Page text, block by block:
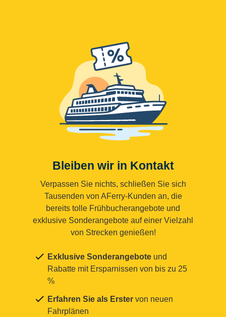
Bleiben wir in Kontakt
Verpassen Sie nichts, schließen Sie sich
Tausenden von AFerry-Kunden an, die
bereits tolle Frühbucherangebote und
exklusive Sonderangebote auf einer Vielzahl
von Strecken genießen!
Exklusive Sonderangebote und
Rabatte mit Ersparnissen von bis zu 25
%
Erfahren Sie als Erster von neuen
Fahrplänen